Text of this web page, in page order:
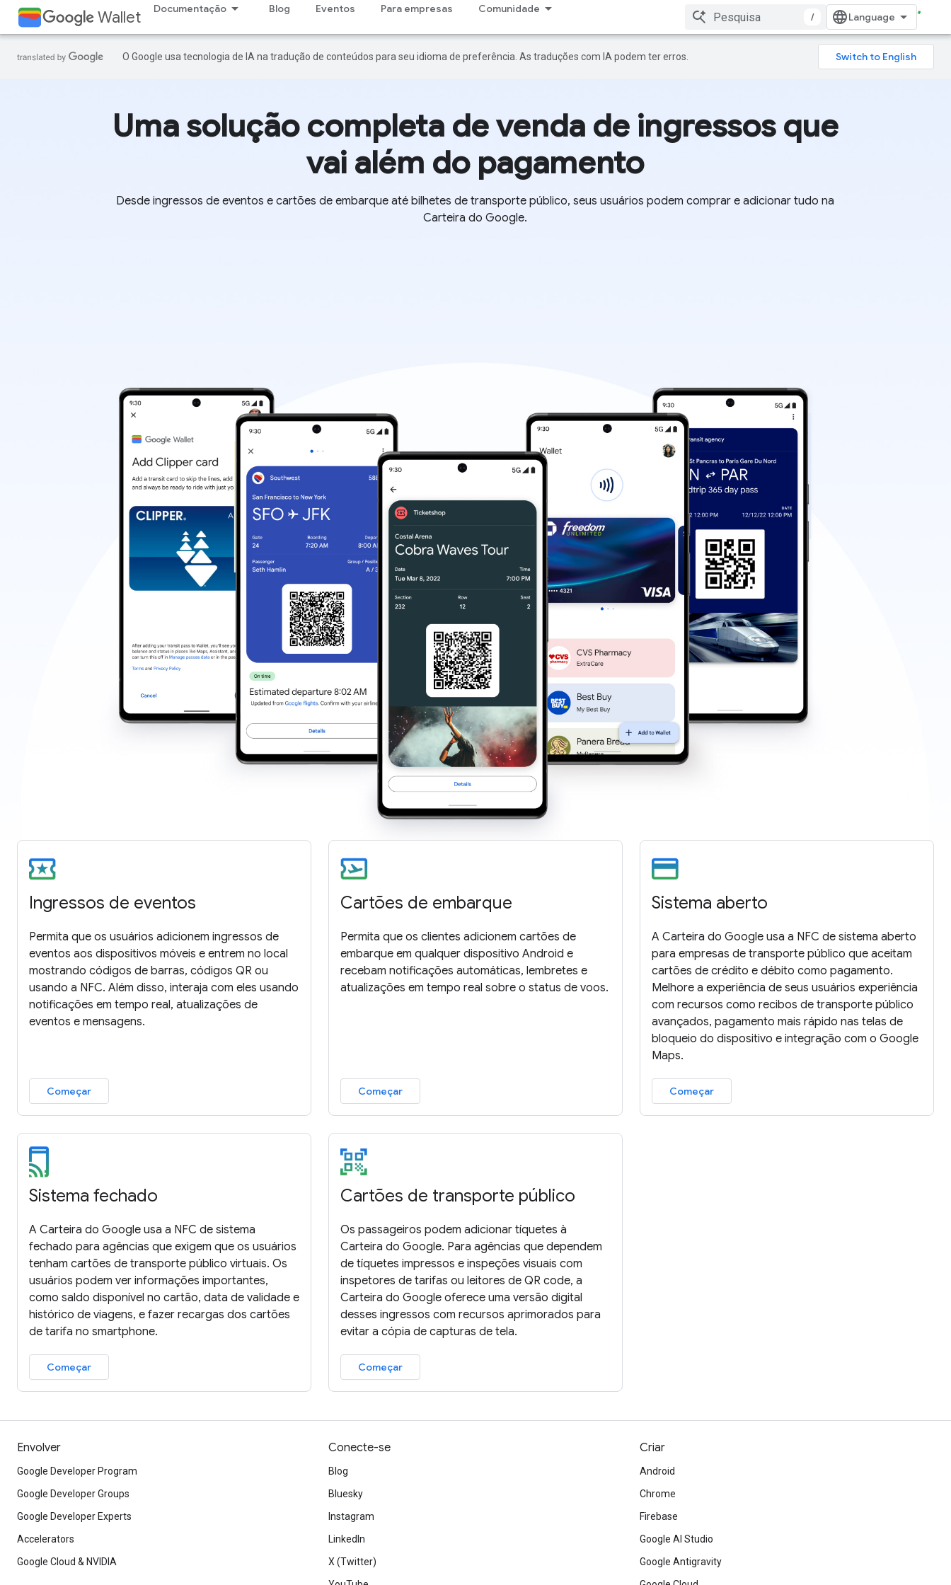
Wallet Documentação Blog Eventos Para empresas Comunidade
/
O Google usa tecnologia de IA na tradução de conteúdos para seu idioma de preferência. As traduções com IA podem ter erros.
Uma solução completa de venda de ingressos que
vai além do pagamento
Desde ingressos de eventos e cartões de embarque até bilhetes de transporte público, seus usuários podem comprar e adicionar tudo na
Carteira do Google.
Ingressos de eventos
Permita que os usuários adicionem ingressos de
eventos aos dispositivos móveis e entrem no local
mostrando códigos de barras, códigos QR ou
usando a NFC. Além disso, interaja com eles usando
notificações em tempo real, atualizações de
eventos e mensagens.
Começar
Cartões de embarque
Permita que os clientes adicionem cartões de
embarque em qualquer dispositivo Android e
recebam notificações automáticas, lembretes e
atualizações em tempo real sobre o status de voos.
Começar
Sistema aberto
A Carteira do Google usa a NFC de sistema aberto
para empresas de transporte público que aceitam
cartões de crédito e débito como pagamento.
Melhore a experiência de seus usuários experiência
com recursos como recibos de transporte público
avançados, pagamento mais rápido nas telas de
bloqueio do dispositivo e integração com o Google
Maps.
Começar
Sistema fechado
A Carteira do Google usa a NFC de sistema
fechado para agências que exigem que os usuários
tenham cartões de transporte público virtuais. Os
usuários podem ver informações importantes,
como saldo disponível no cartão, data de validade e
histórico de viagens, e fazer recargas dos cartões
de tarifa no smartphone.
Começar
Cartões de transporte público
Os passageiros podem adicionar tíquetes à
Carteira do Google. Para agências que dependem
de tíquetes impressos e inspeções visuais com
inspetores de tarifas ou leitores de QR code, a
Carteira do Google oferece uma versão digital
desses ingressos com recursos aprimorados para
evitar a cópia de capturas de tela.
Começar
Envolver
Google Developer Program
Google Developer Groups
Google Developer Experts
Accelerators
Google Cloud & NVIDIA
Conecte-se
Blog
Bluesky
Instagram
LinkedIn
X (Twitter)
Criar
Android
Chrome
Firebase
Google AI Studio
Google Antigravity